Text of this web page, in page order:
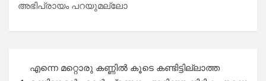
അഭിപ്രായം പറയുമല്ലോ
navigation
എന്നെ മറ്റൊരു കണ്ണിൽ കൂടെ കണ്ടിട്ടില്ലാത്ത